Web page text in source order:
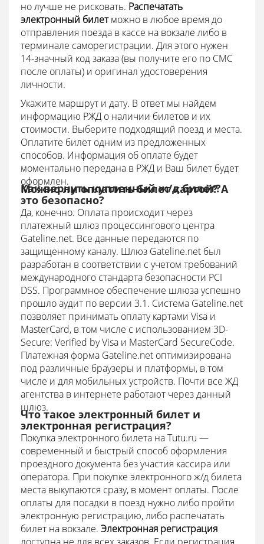
но лучше не рисковать. Распечатать
электронный билетможно в любое время до
отправления поезда в кассе на вокзале либо в
терминале саморегистрации. Для этого нужен
14-значный код заказа (вы получите его по СМС
после оплаты) и оригинал удостоверения
личности.
Укажите маршрут и дату. В ответ мы найдем
информацию РЖД о наличии билетов и их
стоимости. Выберите подходящий поезд и места.
Оплатите билет одним из предложенных
способов. Информация об оплате будет
моментально передана в РЖД и Ваш билет будет
оформлен.
Как вернуть купленный ж/д билет?
Можно ли оплатить билет картой? А
это безопасно?
Да, конечно. Оплата происходит через
платежный шлюз процессингового центра
Gateline.net. Все данные передаются по
защищенному каналу. Шлюз Gateline.net был
разработан в соответствии с учетом требований
международного стандарта безопасности PCI
DSS. Программное обеспечение шлюза успешно
прошло аудит по версии 3.1. Система Gateline.net
позволяет принимать оплату картами Visa и
MasterCard, в том числе с использованием 3D-
Secure: Verified by Visa и MasterCard SecureCode.
Платежная форма Gateline.net оптимизирована
под различные браузеры и платформы, в том
числе и для мобильных устройств. Почти все ЖД
агентства в интернете работают через данный
шлюз.
Что такое электронный билет и
электронная регистрация?
Покупка электронного билета на Tutu.ru —
современный и быстрый способ оформления
проездного документа без участия кассира или
оператора. При покупке электронного ж/д билета
места выкупаются сразу, в момент оплаты. После
оплаты для посадки в поезд нужно либо пройти
электронную регистрацию, либо распечатать
билет на вокзале. Электронная регистрация